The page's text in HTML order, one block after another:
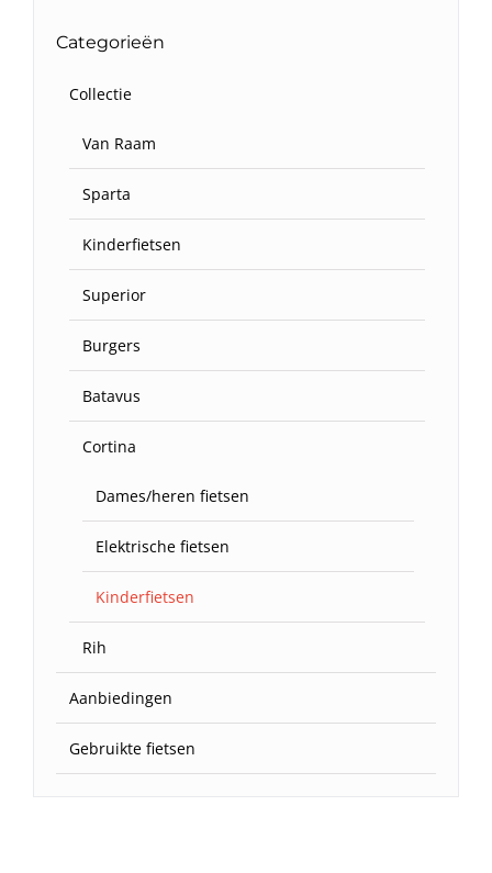
Categorieën
Collectie
Van Raam
Sparta
Kinderfietsen
Superior
Burgers
Batavus
Cortina
Dames/heren fietsen
Elektrische fietsen
Kinderfietsen
Rih
Aanbiedingen
Gebruikte fietsen